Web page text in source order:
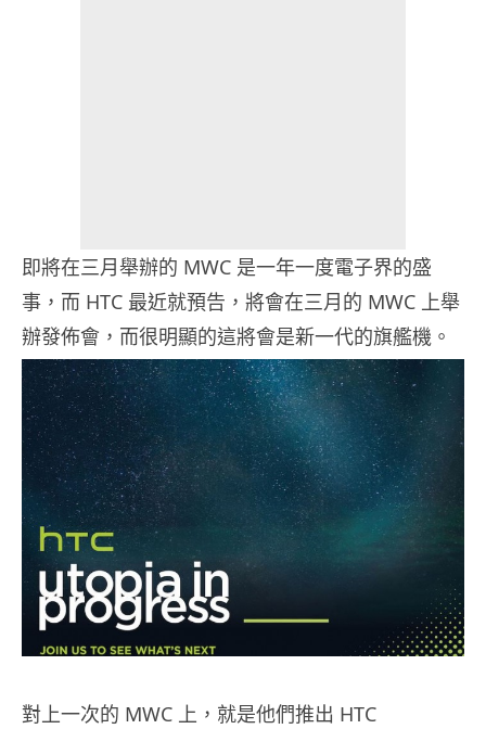
即將在三月舉辦的 MWC 是一年一度電子界的盛
事，而 HTC 最近就預告，將會在三月的 MWC 上舉
辦發佈會，而很明顯的這將會是新一代的旗艦機。
對上一次的 MWC 上，就是他們推出 HTC